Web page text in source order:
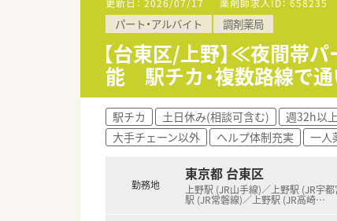
・心療内科経験者の方
・Wワーク検討されている方
更新日： 2026/07/17 薬剤師求人ID： 658235
パート・アルバイト 調剤薬局
【台東区/上野】≪夜間帯
能 駅チカ・複数路線で
駅チカ 土日休み(相談可含む) 週32h以上
大手チェーン以外
ヘルプ体制充実 一人
勤務地
東京都 台東区
上野駅 (JR山手線)／上野駅 (JR宇
駅 (JR常磐線)／上野駅 (JR高崎…